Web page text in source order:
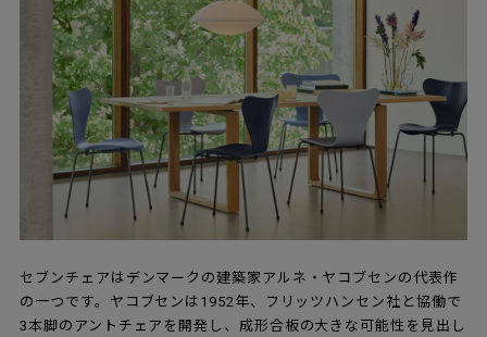
セブンチェアはデンマークの建築家アルネ・ヤコブセンの代表作
の一つです。ヤコブセンは1952年、フリッツハンセン社と協働で
3本脚のアントチェアを開発し、成形合板の大きな可能性を見出し